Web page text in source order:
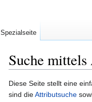
Suche
Zur
Navigation
Zur
Suche
Diese Seite stellt eine
sind dieAttributsuche
Spezialseite